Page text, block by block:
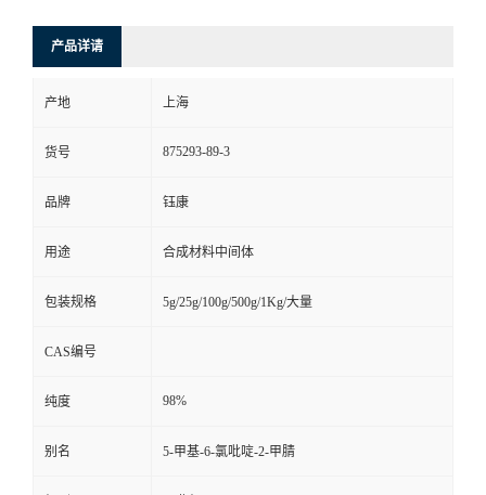
产品详请
产地 上海
货号 875293-89-3
品牌 钰康
用途 合成材料中间体
包装规格 5g/25g/100g/500g/1Kg/大量
CAS编号
纯度 98%
别名 5-甲基-6-氯吡啶-2-甲腈